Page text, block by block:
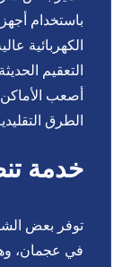
باستخدام
الكهربائية
التعقيم
أصعب
الطرق
خدمة
توفر بعض
في عجمان،